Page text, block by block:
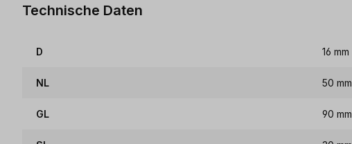
Technische Daten
D 16 mm
NL 50 mm
GL 90 mm